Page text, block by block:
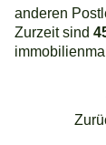
anderen
Zurzeit sind